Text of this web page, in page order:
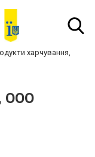
харчування,
ООО